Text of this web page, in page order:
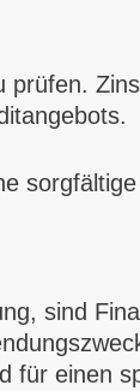
sind
einen